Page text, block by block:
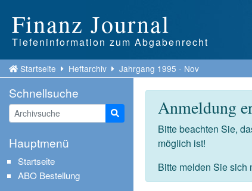
Finanz Journal
Tiefeninformation zum Abgabenrecht
Startseite Heftarchiv Jahrgang 1995 - Nov
Anmeldung
Bitte beachten Sie,
möglich ist!
Bitte melden Sie sich
Schnellsuche
Suche starten
Hauptmenü
Startseite
ABO Bestellung